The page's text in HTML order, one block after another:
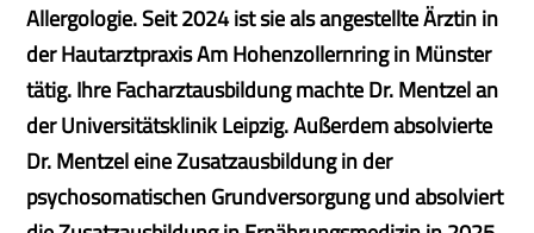
Allergologie. Seit 2024 ist sie als angestellte Ärztin in
der Hautarztpraxis Am Hohenzollernring in Münster
tätig. Ihre Facharztausbildung machte Dr. Mentzel an
der Universitätsklinik Leipzig. Außerdem absolvierte
Dr. Mentzel eine Zusatzausbildung in der
psychosomatischen Grundversorgung und absolviert